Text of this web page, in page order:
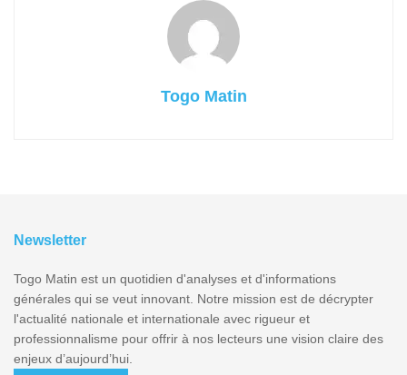
Togo Matin
Newsletter
Togo Matin est un quotidien d'analyses et d'informations
générales qui se veut innovant. Notre mission est de décrypter
l'actualité nationale et internationale avec rigueur et
professionnalisme pour offrir à nos lecteurs une vision claire des
enjeux d’aujourd’hui.